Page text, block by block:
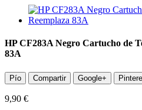
HP CF283A Negro Cartucho de
83A
Pío Compartir Google+
9,90 €